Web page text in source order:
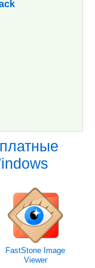
FastStone Image
Viewer